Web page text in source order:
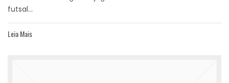
futsal...
Leia Mais